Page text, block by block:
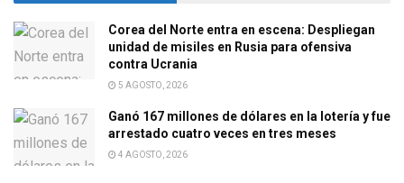
Corea del Norte entra en escena: Despliegan
unidad de misiles en Rusia para ofensiva
contra Ucrania
5 AGOSTO, 2026
Ganó 167 millones de dólares en la lotería y fue
arrestado cuatro veces en tres meses
4 AGOSTO, 2026